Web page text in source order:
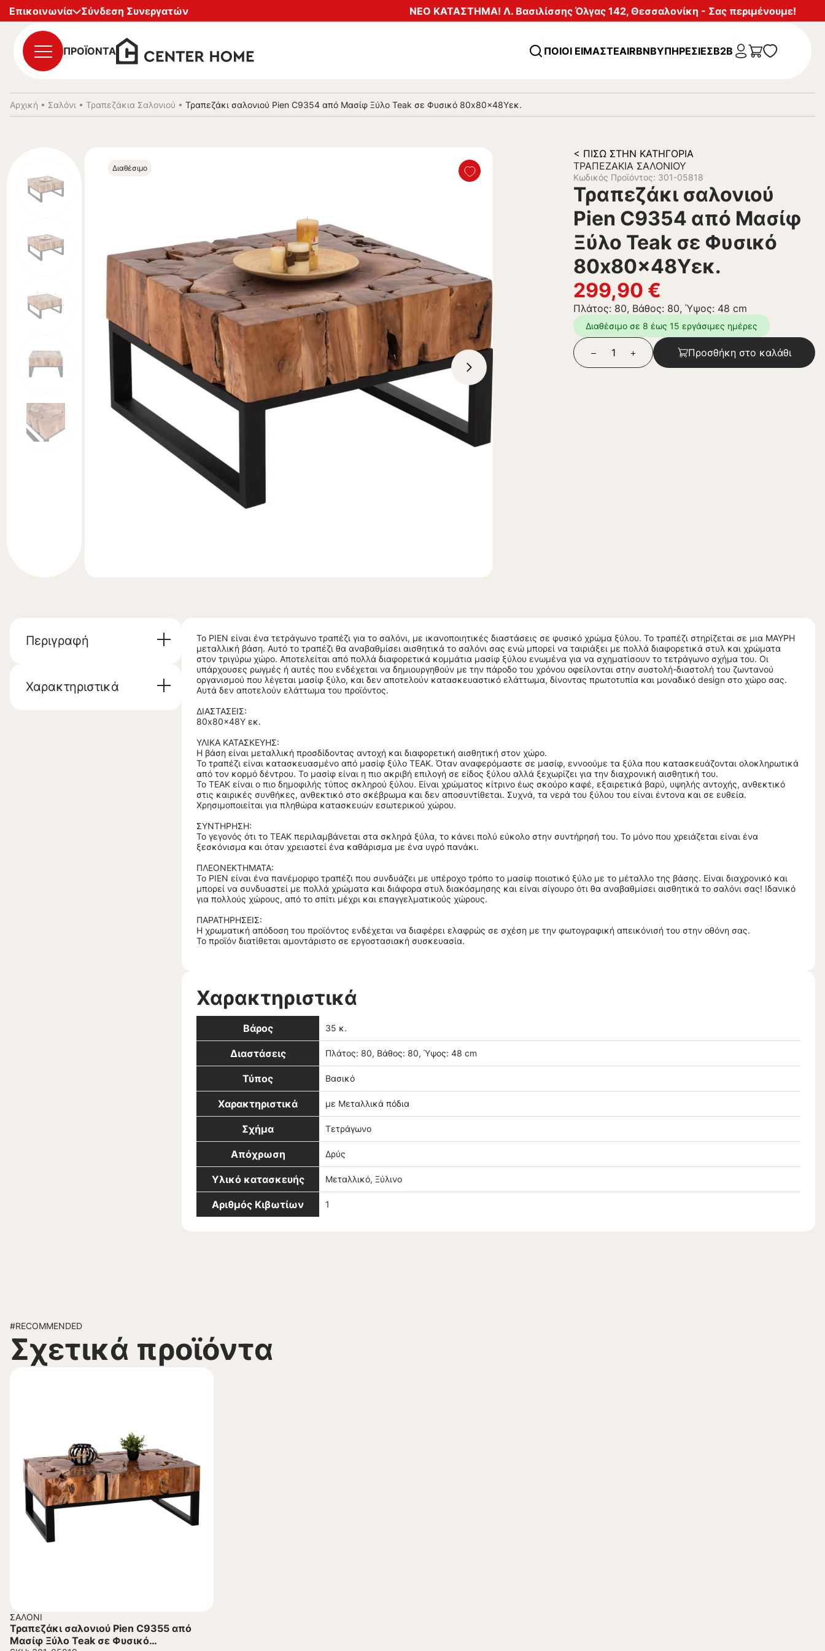
Επικοινωνία
Σύνδεση Συνεργατών ΝΕΟ ΚΑΤΑΣΤΗΜΑ! Λ. Βασιλίσσης Όλγας 142, Θεσσαλονίκη - Σας περιμένουμε!
ΠΡΟΪΟΝΤΑ ΠΟΙΟΙ ΕΙΜΑΣΤΕAIRBNBΥΠΗΡΕΣΊΕΣB2B
Αρχική • Σαλόνι • Τραπεζάκια Σαλονιού • Τραπεζάκι σαλονιού Pien C9354 από Μασίφ Ξύλο Teak σε Φυσικό 80x80x48Yεκ.
Διαθέσιμο
< ΠΊΣΩ ΣΤΗΝ ΚΑΤΗΓΟΡΊΑ
ΤΡΑΠΕΖΆΚΙΑ ΣΑΛΟΝΙΟΎ
Κωδικός Προϊόντος: 301-05818
Τραπεζάκι σαλονιού
Pien C9354 από Μασίφ
Ξύλο Teak σε Φυσικό
80x80x48Yεκ.
299,90 €
Πλάτος: 80, Βάθος: 80, Ύψος: 48 cm
Διαθέσιμο σε 8 έως 15 εργάσιμες ημέρες
Προσθήκη στο καλάθι
Περιγραφή
Χαρακτηριστικά
Το PIEN είναι ένα τετράγωνο τραπέζι για το σαλόνι, με ικανοποιητικές διαστάσεις σε φυσικό χρώμα ξύλου. Το τραπέζι στηρίζεται σε μια ΜΑΥΡΗ
μεταλλική βάση. Αυτό το τραπέζι θα αναβαθμίσει αισθητικά το σαλόνι σας ενώ μπορεί να ταιριάξει με πολλά διαφορετικά στυλ και χρώματα
στον τριγύρω χώρο. Αποτελείται από πολλά διαφορετικά κομμάτια μασίφ ξύλου ενωμένα για να σχηματίσουν το τετράγωνο σχήμα του. Οι
υπάρχουσες ρωγμές ή αυτές που ενδέχεται να δημιουργηθούν με την πάροδο του χρόνου οφείλονται στην συστολή-διαστολή του ζωντανού
οργανισμού που λέγεται μασίφ ξύλο, και δεν αποτελούν κατασκευαστικό ελάττωμα, δίνοντας πρωτοτυπία και μοναδικό design στο χώρο σας.
Αυτά δεν αποτελούν ελάττωμα του προϊόντος.
ΔΙΑΣΤΑΣΕΙΣ:
80x80x48Y εκ.
ΥΛΙΚΑ ΚΑΤΑΣΚΕΥΗΣ:
Η βάση είναι μεταλλική προσδίδοντας αντοχή και διαφορετική αισθητική στον χώρο.
Το τραπέζι είναι κατασκευασμένο από μασίφ ξύλο ΤΕΑΚ. Όταν αναφερόμαστε σε μασίφ, εννοούμε τα ξύλα που κατασκευάζονται ολοκληρωτικά
από τον κορμό δέντρου. Το μασίφ είναι η πιο ακριβή επιλογή σε είδος ξύλου αλλά ξεχωρίζει για την διαχρονική αισθητική του.
Το ΤΕΑΚ είναι ο πιο δημοφιλής τύπος σκληρού ξύλου. Είναι χρώματος κίτρινο έως σκούρο καφέ, εξαιρετικά βαρύ, υψηλής αντοχής, ανθεκτικό
στις καιρικές συνθήκες, ανθεκτικό στο σκέβρωμα και δεν αποσυντίθεται. Συχνά, τα νερά του ξύλου του είναι έντονα και σε ευθεία.
Χρησιμοποιείται για πληθώρα κατασκευών εσωτερικού χώρου.
ΣΥΝΤΗΡΗΣΗ:
Το γεγονός ότι το ΤΕΑΚ περιλαμβάνεται στα σκληρά ξύλα, το κάνει πολύ εύκολο στην συντήρησή του. Το μόνο που χρειάζεται είναι ένα
ξεσκόνισμα και όταν χρειαστεί ένα καθάρισμα με ένα υγρό πανάκι.
ΠΛΕΟΝΕΚΤΗΜΑΤΑ:
Το PIEN είναι ένα πανέμορφο τραπέζι που συνδυάζει με υπέροχο τρόπο το μασίφ ποιοτικό ξύλο με το μέταλλο της βάσης. Είναι διαχρονικό και
μπορεί να συνδυαστεί με πολλά χρώματα και διάφορα στυλ διακόσμησης και είναι σίγουρο ότι θα αναβαθμίσει αισθητικά το σαλόνι σας! Ιδανικό
για πολλούς χώρους, από το σπίτι μέχρι και επαγγελματικούς χώρους.
ΠΑΡΑΤΗΡΗΣΕΙΣ:
Η χρωματική απόδοση του προϊόντος ενδέχεται να διαφέρει ελαφρώς σε σχέση με την φωτογραφική απεικόνισή του στην οθόνη σας.
Το προϊόν διατίθεται αμοντάριστο σε εργοστασιακή συσκευασία.
Χαρακτηριστικά
Βάρος 35 κ.
Διαστάσεις Πλάτος: 80, Βάθος: 80, Ύψος: 48 cm
Τύπος Βασικό
Χαρακτηριστικά με Μεταλλικά πόδια
Σχήμα Τετράγωνο
Απόχρωση Δρύς
Υλικό κατασκευής Μεταλλικό, Ξύλινο
Αριθμός Κιβωτίων 1
#RECOMMENDED
Σχετικά προϊόντα
ΣΑΛΌΝΙ
Τραπεζάκι σαλονιού Pien C9355 από
Μασίφ Ξύλο Teak σε Φυσικό